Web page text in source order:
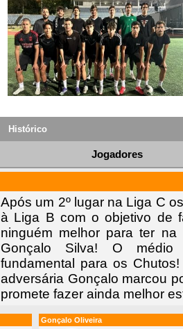
Histórico
Jogadores
Após um 2º lugar na Liga C
à Liga B com o objetivo de
ninguém melhor para ter
Gonçalo Silva! O
fundamental para os
adversária Gonçalo marcou
promete fazer ainda melhor
Gonçalo Oliveira